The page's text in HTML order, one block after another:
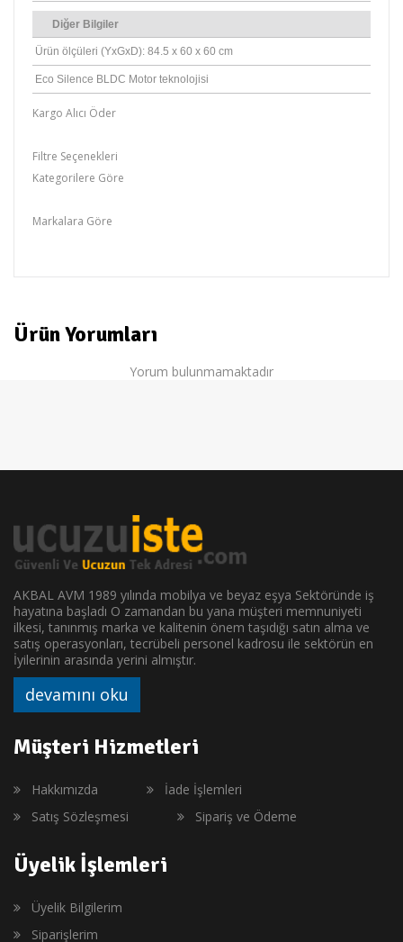
Diğer Bilgiler
Ürün ölçüleri (YxGxD): 84.5 x 60 x 60 cm
Eco Silence BLDC Motor teknolojisi
Kargo Alıcı Öder
Filtre Seçenekleri
Kategorilere Göre
Markalara Göre
Ürün Yorumları
Yorum bulunmamaktadır
AKBAL AVM 1989 yılında mobilya ve beyaz eşya Sektöründe iş
hayatına başladı O zamandan bu yana müşteri memnuniyeti
ilkesi, tanınmış marka ve kalitenin önem taşıdığı satın alma ve
satış operasyonları, tecrübeli personel kadrosu ile sektörün en
İyilerinin arasında yerini almıştır.
devamını oku
Müşteri Hizmetleri
Hakkımızda
İade İşlemleri
Satış Sözleşmesi
Sipariş ve Ödeme
Üyelik İşlemleri
Üyelik Bilgilerim
Siparişlerim